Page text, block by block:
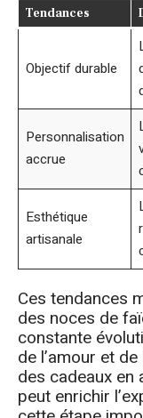
Tendances
Objectif durable
Personnalisation
accrue
Esthétique
artisanale
Ces tendances
des noces de
constante
de l’amour et
des cadeaux en
peut enrichir